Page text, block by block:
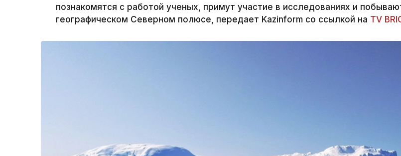
познакомятся с работой ученых, примут участие в исследованиях и
географическом Северном полюсе, передает Kazinform со ссылкой на TV